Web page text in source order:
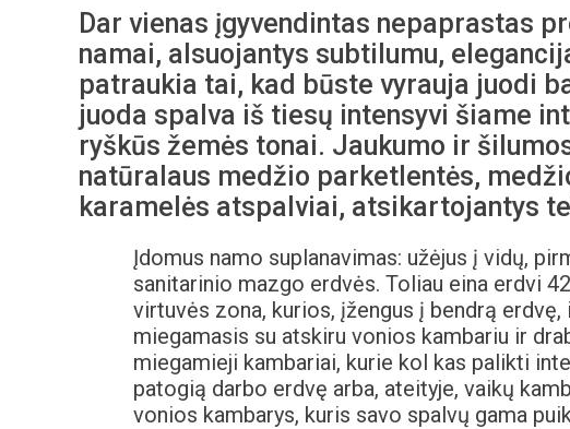
Dar vienas įgyvendintas nepaprastas
namai, alsuojantys subtilumu,
patraukia tai, kad būste vyrauja juodi
juoda spalva iš tiesų intensyvi šiame
ryškūs žemės tonai. Jaukumo ir
natūralaus medžio parketlentės,
karamelės atspalviai, atsikartojantys
Įdomus namo suplanavimas: užėjus į vidų,
sanitarinio mazgo erdvės. Toliau eina erdvi
virtuvės zona, kurios, įžengus į bendrą
miegamasis su atskiru vonios kambariu ir
miegamieji kambariai, kurie kol kas palikti
patogią darbo erdvę arba, ateityje, vaikų
vonios kambarys, kuris savo spalvų gama